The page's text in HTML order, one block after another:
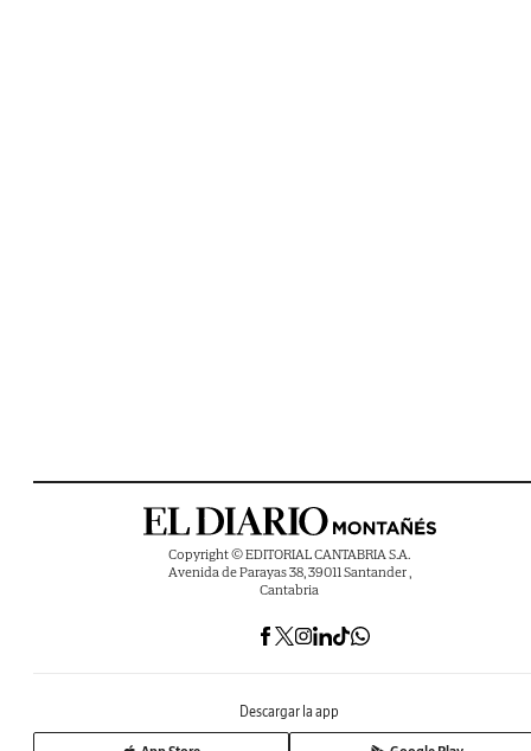
Copyright © EDITORIAL CANTABRIA S.A.
Avenida de Parayas 38, 39011 Santander ,
Cantabria
Descargar la app